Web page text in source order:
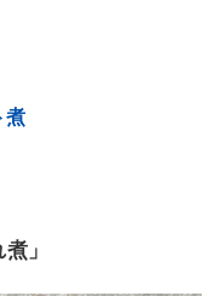
煮
」